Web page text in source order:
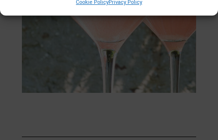
Cookie PolicyPrivacy Policy